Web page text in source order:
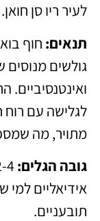
לעיר ריו סן חואן.
תנאים: חוף
גולשים
ואינטנסיביים.
לגלישה עם רוח
מתויר, מה
גובה הגלים:
אידיאליים
תובעניים.